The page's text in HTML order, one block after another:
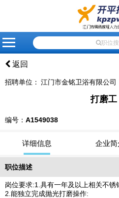
站
页
员
录
员
册
聘
息
才
息
级
索
业
页
届
就
业
荐
新
讯
系
们
职位
返回
招聘单位： 江门市金铭卫浴有限公司
打磨工
编号： A1549038
详细信息 企业简
职位描述
岗位要求:1.具有一年及以上相关不锈
2.能独立完成抛光打磨操作: